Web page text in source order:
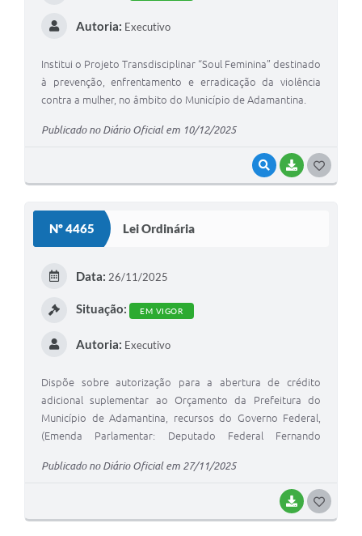
VISUALIZAR
BAIXAR
Autoria: Executivo
Institui o Projeto Transdisciplinar “Soul Feminina” destinado
à prevenção, enfrentamento e erradicação da violência
contra a mulher, no âmbito do Município de Adamantina.
Publicado no Diário Oficial em 10/12/2025
Nº 4465 Lei Ordinária
BAIXAR
Data: 26/11/2025
Situação: EM VIGOR
Autoria: Executivo
Dispõe sobre autorização para a abertura de crédito
adicional suplementar ao Orçamento da Prefeitura do
Município de Adamantina, recursos do Governo Federal,
(Emenda Parlamentar: Deputado Federal Fernando
Publicado no Diário Oficial em 27/11/2025